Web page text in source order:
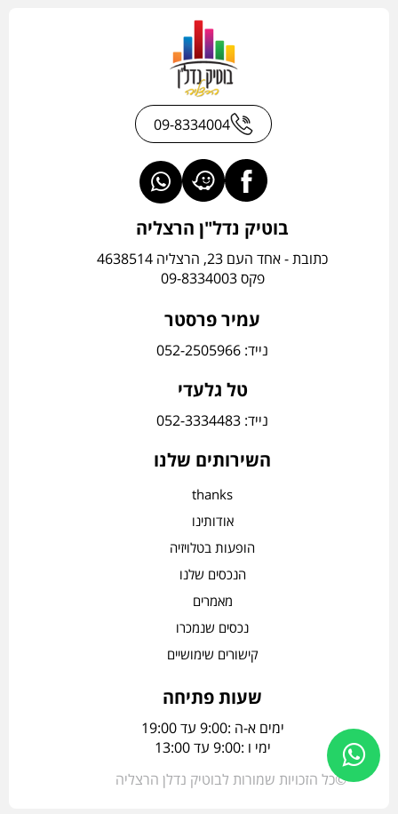
09-8334004
בוטיק נדל"ן הרצליה
כתובת - אחד העם 23, הרצליה 4638514
פקס 09-8334003
עמיר פרסטר
נייד: 052-2505966
טל גלעדי
נייד: 052-3334483
השירותים שלנו
thanks
אודותינו
הופעות בטלויזיה
הנכסים שלנו
מאמרים
נכסים שנמכרו
קישורים שימושיים
שעות פתיחה
ימים א-ה :9:00 עד 19:00
ימי ו :9:00 עד 13:00
©כל הזכויות שמורות לבוטיק נדלן הרצליה